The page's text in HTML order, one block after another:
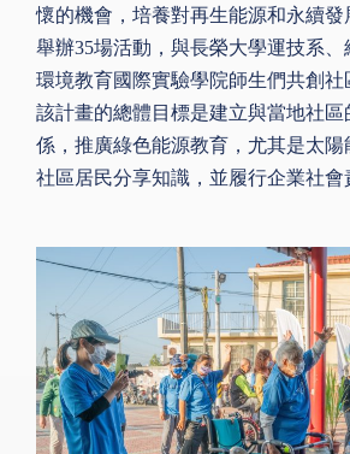
懷的機會，培養對再生能源和永續發
舉辦35場活動，與長榮大學運技系、
環境教育國際實驗學院師生們共創社
該計畫的總體目標是建立與當地社區
係，推廣綠色能源教育，尤其是太陽
社區居民分享知識，並履行企業社會